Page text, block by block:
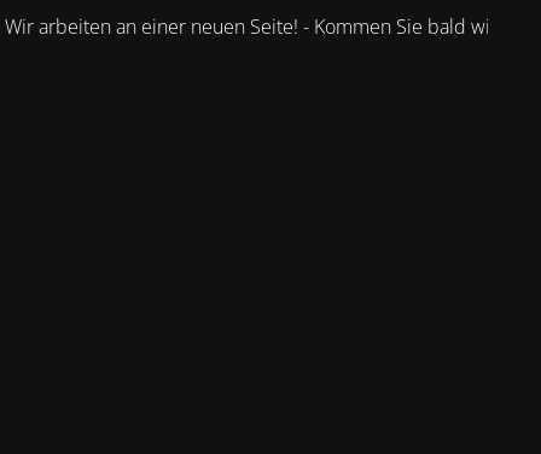
Wir arbeiten an einer neuen Seite! - Kommen Sie bald wieder.